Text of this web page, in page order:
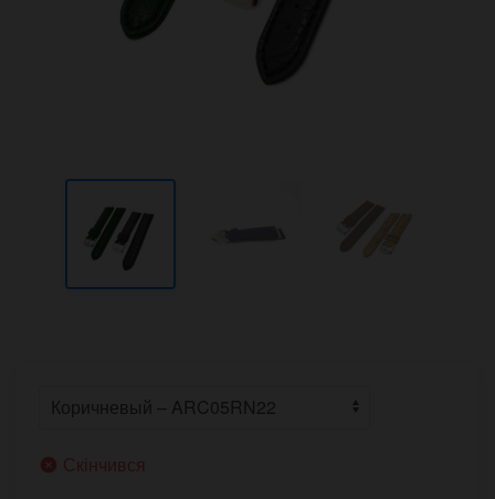
Скінчився